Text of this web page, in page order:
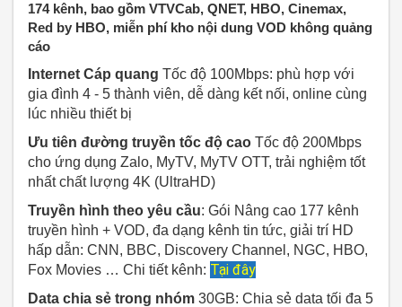
174 kênh, bao gồm VTVCab, QNET, HBO, Cinemax,
Red by HBO, miễn phí kho nội dung VOD không quảng
cáo
Internet Cáp quang Tốc độ 100Mbps: phù hợp với
gia đình 4 - 5 thành viên, dễ dàng kết nối, online cùng
lúc nhiều thiết bị
Ưu tiên đường truyền tốc độ cao Tốc độ 200Mbps
cho ứng dụng Zalo, MyTV, MyTV OTT, trải nghiệm tốt
nhất chất lượng 4K (UltraHD)
Truyền hình theo yêu cầu: Gói Nâng cao 177 kênh
truyền hình + VOD, đa dạng kênh tin tức, giải trí HD
hấp dẫn: CNN, BBC, Discovery Channel, NGC, HBO,
Fox Movies … Chi tiết kênh: Tại đây
Data chia sẻ trong nhóm 30GB: Chia sẻ data tối đa 5